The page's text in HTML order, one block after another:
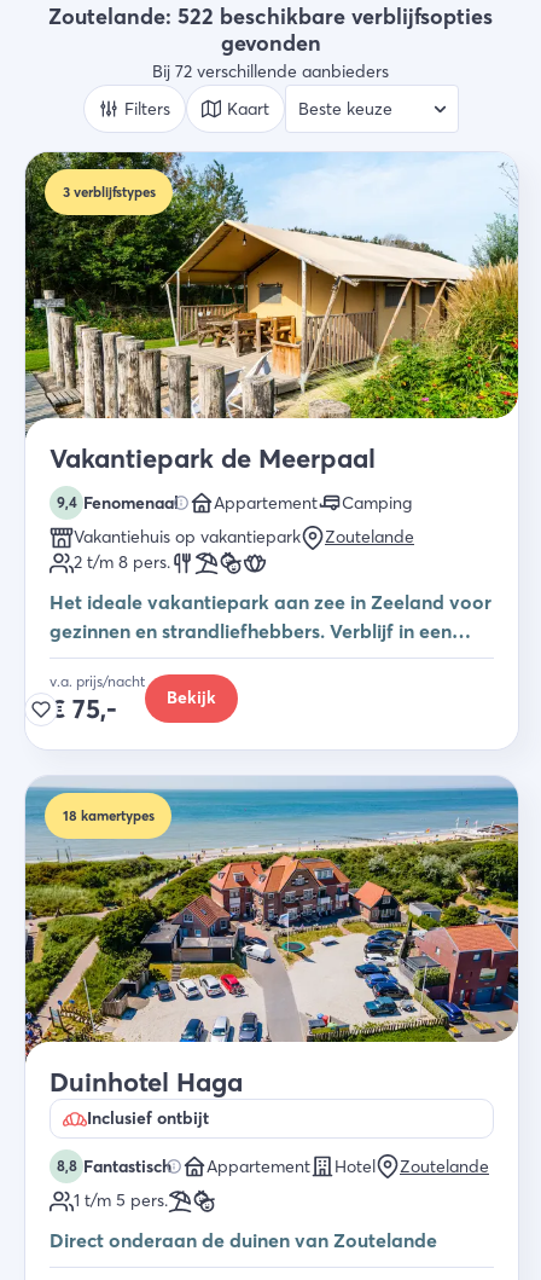
2 gasten
Zoek
Zoutelande: 522 beschikbare verblijfsopties
gevonden
Bij 72 verschillende aanbieders
Filters
Kaart
3 verblijfstypes
Vakantiepark de Meerpaal
9,4 Fenomenaal Appartement
Camping
Vakantiehuis op vakantiepark
Zoutelande
2 t/m 8 pers.
Het ideale vakantiepark aan zee in Zeeland voor
gezinnen en strandliefhebbers. Verblijf in een
studio, safaritent of vakantiehuis.
v.a. prijs/nacht
€ 75,- Bekijk
18 kamertypes
Duinhotel Haga
Inclusief ontbijt
8,8 Fantastisch Appartement Hotel
Zoutelande
1 t/m 5 pers.
Direct onderaan de duinen van Zoutelande